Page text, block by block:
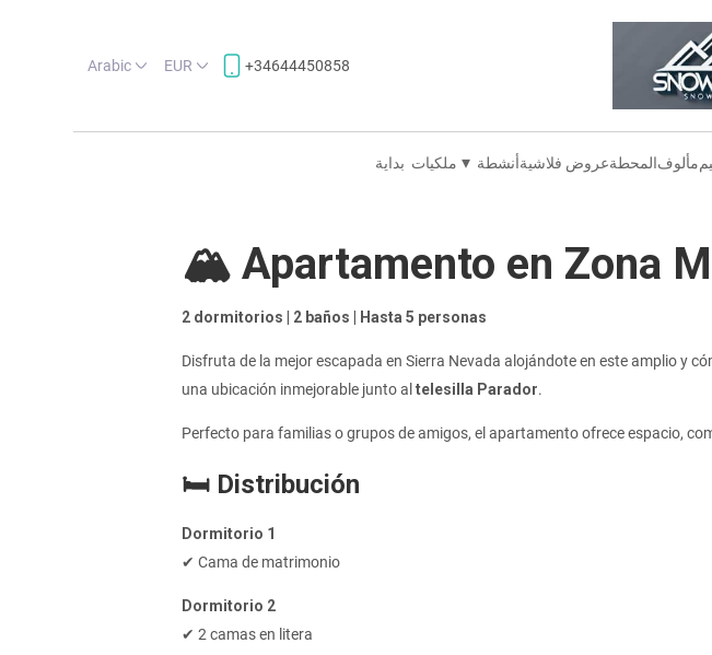
Arabic EUR +34644450858
بداية ملكيات ▾ أنشطةعروض فلاشيةالمحطةمألوف
🏔️ Apartamento en Zona
2 dormitorios | 2 baños | Hasta 5 personas
Disfruta de la mejor escapada en Sierra Nevada alojándote en este amplio y
una ubicación inmejorable junto al telesilla Parador.
Perfecto para familias o grupos de amigos, el apartamento ofrece espacio,
🛏️ Distribución
Dormitorio 1
✔ Cama de matrimonio
Dormitorio 2
✔ 2 camas en litera